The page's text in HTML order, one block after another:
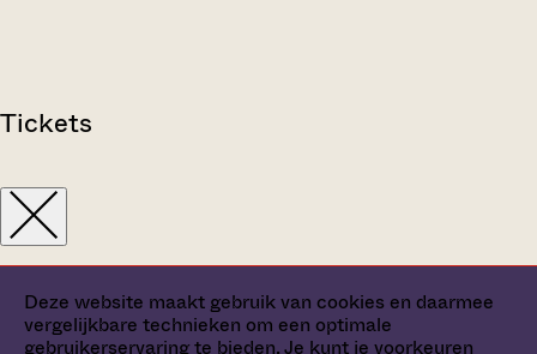
Deze website maakt gebruik van cookies en daarmee
vergelijkbare technieken om een optimale
gebruikerservaring te bieden. Je kunt je voorkeuren
Tickets